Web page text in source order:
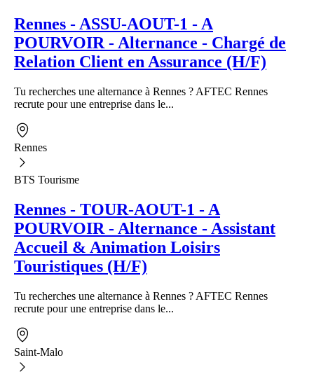
Rennes - ASSU-AOUT-1 - A
POURVOIR - Alternance - Chargé de
Relation Client en Assurance (H/F)
Tu recherches une alternance à Rennes ? AFTEC Rennes
recrute pour une entreprise dans le...
Rennes
BTS Tourisme
Rennes - TOUR-AOUT-1 - A
POURVOIR - Alternance - Assistant
Accueil & Animation Loisirs
Touristiques (H/F)
Tu recherches une alternance à Rennes ? AFTEC Rennes
recrute pour une entreprise dans le...
Saint-Malo